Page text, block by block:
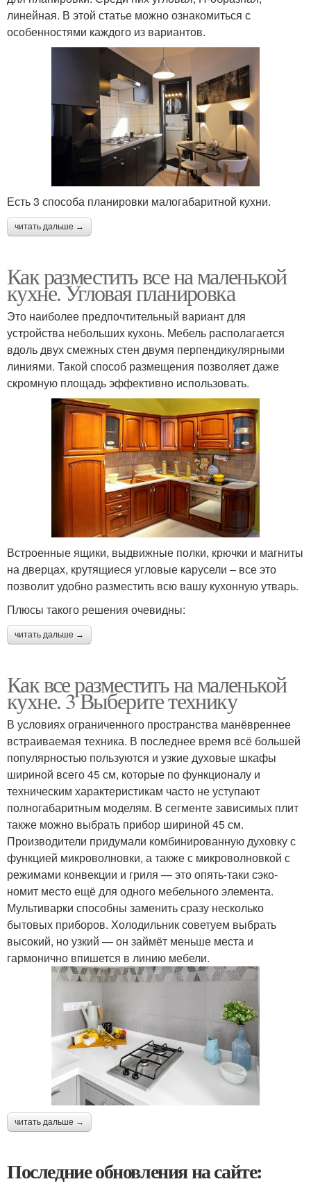
линейная. В этой статье можно ознакомиться с
особенностями каждого из вариантов.
Есть 3 способа планировки малогабаритной кухни.
читать дальше →
Как разместить все на маленькой
кухне. Угловая планировка
Это наиболее предпочтительный вариант для
устройства небольших кухонь. Мебель располагается
вдоль двух смежных стен двумя перпендикулярными
линиями. Такой способ размещения позволяет даже
скромную площадь эффективно использовать.
Встроенные ящики, выдвижные полки, крючки и магниты
на дверцах, крутящиеся угловые карусели – все это
позволит удобно разместить всю вашу кухонную утварь.
Плюсы такого решения очевидны:
читать дальше →
Как все разместить на маленькой
кухне. 3 Выберите технику
В условиях ограниченного пространства манёвреннее
встраиваемая техника. В последнее время всё большей
популярностью пользуются и узкие духовые шкафы
шириной всего 45 см, которые по функционалу и
техническим характеристикам часто не уступают
полногабаритным моделям. В сегменте зависимых плит
также можно выбрать прибор шириной 45 см.
Производители придумали комбинированную духовку с
функцией микроволновки, а также с микроволновкой с
режимами конвекции и гриля — это опять-таки сэко­
номит место ещё для одного мебельного элемента.
Мультиварки способны заменить сразу несколько
бытовых приборов. Холодильник советуем выбрать
высокий, но узкий — он займёт меньше места и
гармонично впишется в линию мебели.
читать дальше →
Последние обновления на сайте: